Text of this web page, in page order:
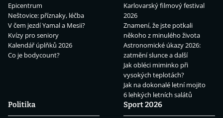
Epicentrum
Neštovice: příznaky, léčba
V čem jezdí Yamal a Mesii?
Kvízy pro seniory
Kalendář úplňků 2026
Co je bodycount?
Karlovarský filmový festival
2026
Znamení, že jste potkali
někoho z minulého života
Astronomické úkazy 2026:
zatmění slunce a další
Jak obléci miminko při
vysokých teplotách?
Jak na dokonalé letní mojito
6 lehkých letních salátů
Politika
Sport 2026